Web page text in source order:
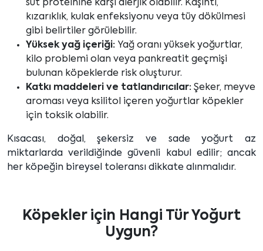
süt proteinine karşı alerjik olabilir. Kaşıntı,
kızarıklık, kulak enfeksiyonu veya tüy dökülmesi
gibi belirtiler görülebilir.
Yüksek yağ içeriği: Yağ oranı yüksek yoğurtlar,
kilo problemi olan veya pankreatit geçmişi
bulunan köpeklerde risk oluşturur.
Katkı maddeleri ve tatlandırıcılar: Şeker, meyve
aroması veya ksilitol içeren yoğurtlar köpekler
için toksik olabilir.
Kısacası, doğal, şekersiz ve sade yoğurt az
miktarlarda verildiğinde güvenli kabul edilir; ancak
her köpeğin bireysel toleransı dikkate alınmalıdır.
Köpekler için Hangi Tür Yoğurt
Uygun?